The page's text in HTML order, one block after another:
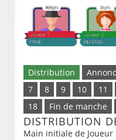
Distribution
7
8 9 10 11
18
Fin de manche
DISTRIBUTION
Main initiale de Joueur